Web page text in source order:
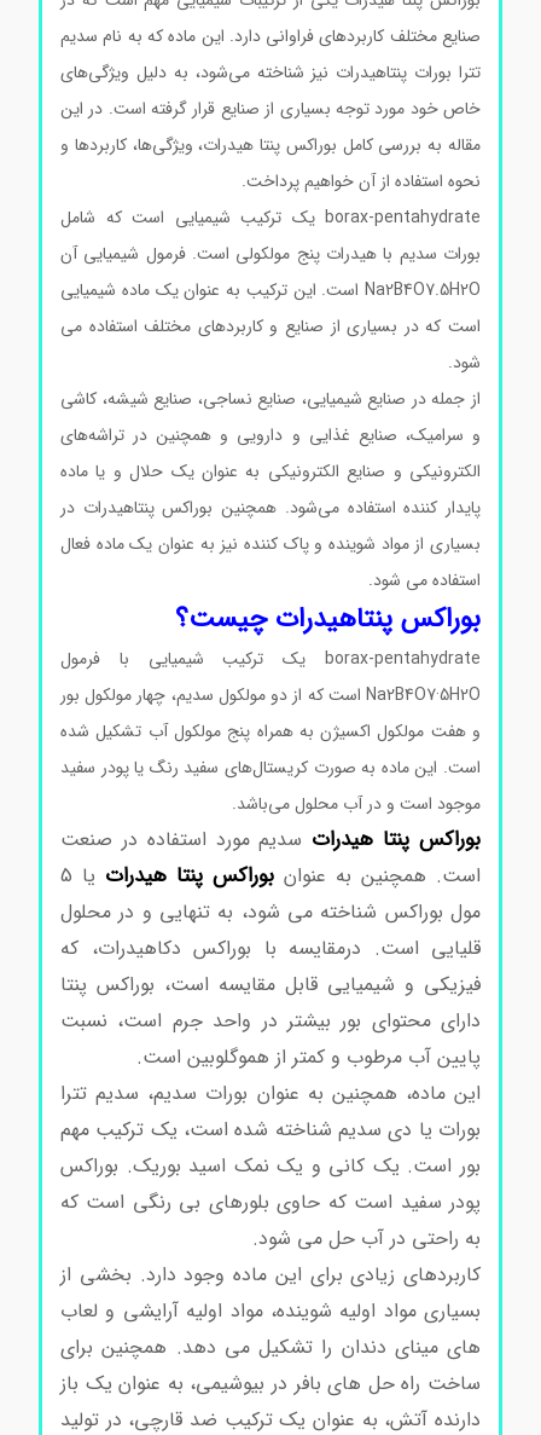
صنایع مختلف کاربردهای فراوانی دارد. این ماده که به نام سدیم
تترا بورات پنتاهیدرات نیز شناخته می‌شود، به دلیل ویژگی‌های
خاص خود مورد توجه بسیاری از صنایع قرار گرفته است. در این
مقاله به بررسی کامل بوراکس پنتا هیدرات، ویژگی‌ها، کاربردها و
نحوه استفاده از آن خواهیم پرداخت.
borax-pentahydrate یک ترکیب شیمیایی است که شامل
بورات سدیم با هیدرات پنج مولکولی است. فرمول شیمیایی آن
Na2B4O7.5H2O است. این ترکیب به عنوان یک ماده شیمیایی
است که در بسیاری از صنایع و کاربردهای مختلف استفاده می
شود.
از جمله در صنایع شیمیایی، صنایع نساجی، صنایع شیشه، کاشی
و سرامیک، صنایع غذایی و دارویی و همچنین در تراشه‌های
الکترونیکی و صنایع الکترونیکی به عنوان یک حلال و یا ماده
پایدار کننده استفاده می‌شود. همچنین بوراکس پنتاهیدرات در
بسیاری از مواد شوینده و پاک کننده نیز به عنوان یک ماده فعال
استفاده می شود.
بوراکس پنتاهیدرات چیست؟
borax-pentahydrate یک ترکیب شیمیایی با فرمول
Na2B4O7·5H2O است که از دو مولکول سدیم، چهار مولکول بور
و هفت مولکول اکسیژن به همراه پنج مولکول آب تشکیل شده
است. این ماده به صورت کریستال‌های سفید رنگ یا پودر سفید
موجود است و در آب محلول می‌باشد.
بوراکس پنتا هیدراتسدیم مورد استفاده در صنعت
است. همچنین به عنوانبوراکس پنتا هیدرات
یا 5
مول بوراکس شناخته می شود، به تنهایی و در محلول
قلیایی است. درمقایسه با بوراکس دکاهیدرات، که
فیزیکی و شیمیایی قابل مقایسه است، بوراکس پنتا
دارای محتوای بور بیشتر در واحد جرم است، نسبت
پایین آب مرطوب و کمتر از هموگلوبین است.
این ماده، همچنین به عنوان بورات سدیم، سدیم تترا
بورات یا دی سدیم شناخته شده است، یک ترکیب مهم
بور است. یک کانی و یک نمک اسید بوریک. بوراکس
پودر سفید است که حاوی بلورهای بی رنگی است که
به راحتی در آب حل می شود.
کاربردهای زیادی برای این ماده وجود دارد. بخشی از
بسیاری مواد اولیه شوینده، مواد اولیه آرایشی و لعاب
های مینای دندان را تشکیل می دهد. همچنین برای
ساخت راه حل های بافر در بیوشیمی، به عنوان یک باز
دارنده آتش، به عنوان یک ترکیب ضد قارچی، در تولید